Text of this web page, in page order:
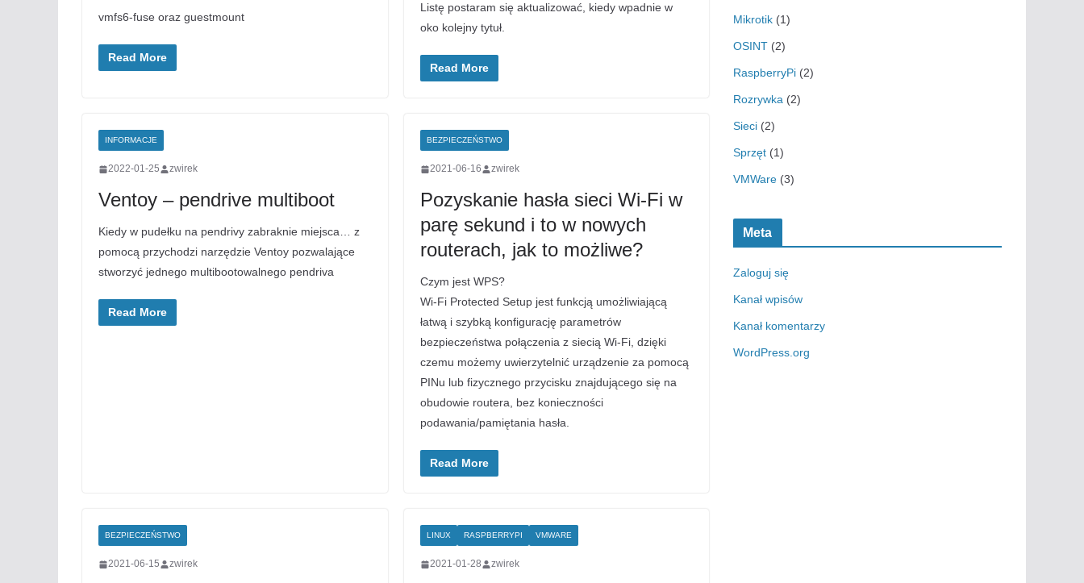
vmfs6-fuse oraz guestmount
Read More
Listę postaram się aktualizować, kiedy wpadnie w
oko kolejny tytuł.
Read More
INFORMACJE
2022-01-25 zwirek
Ventoy – pendrive multiboot
Kiedy w pudełku na pendrivy zabraknie miejsca… z
pomocą przychodzi narzędzie Ventoy pozwalające
stworzyć jednego multibootowalnego pendriva
Read More
BEZPIECZEŃSTWO
2021-06-16 zwirek
Pozyskanie hasła sieci Wi-Fi w
parę sekund i to w nowych
routerach, jak to możliwe?
Czym jest WPS?
Wi-Fi Protected Setup jest funkcją umożliwiającą
łatwą i szybką konfigurację parametrów
bezpieczeństwa połączenia z siecią Wi-Fi, dzięki
czemu możemy uwierzytelnić urządzenie za pomocą
PINu lub fizycznego przycisku znajdującego się na
obudowie routera, bez konieczności
podawania/pamiętania hasła.
Read More
BEZPIECZEŃSTWO
2021-06-15 zwirek
LINUX RASPBERRYPI VMWARE
2021-01-28 zwirek
Mikrotik (1)
OSINT (2)
RaspberryPi (2)
Rozrywka (2)
Sieci (2)
Sprzęt (1)
VMWare (3)
Meta
Zaloguj się
Kanał wpisów
Kanał komentarzy
WordPress.org